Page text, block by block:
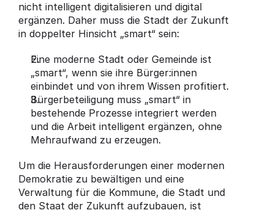
nicht intelligent digitalisieren und digital
ergänzen. Daher muss die Stadt der Zukunft
in doppelter Hinsicht „smart“ sein:
Eine moderne Stadt oder Gemeinde ist
„smart“, wenn sie ihre Bürger:innen
einbindet und von ihrem Wissen profitiert.
Bürgerbeteiligung muss „smart“ in
bestehende Prozesse integriert werden
und die Arbeit intelligent ergänzen, ohne
Mehraufwand zu erzeugen.
Um die Herausforderungen einer modernen
Demokratie zu bewältigen und eine
Verwaltung für die Kommune, die Stadt und
den Staat der Zukunft aufzubauen, ist